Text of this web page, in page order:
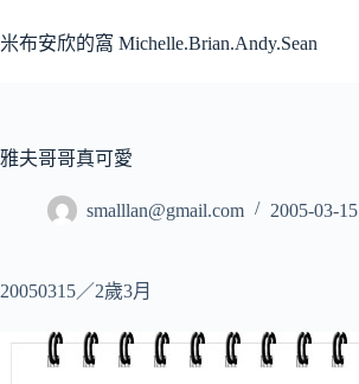
至
容
米布安欣的窩 Michelle.Brian.Andy.Sean
雅夫哥哥真可愛
smalllan@gmail.com 2005-03-15
20050315／2歲3月